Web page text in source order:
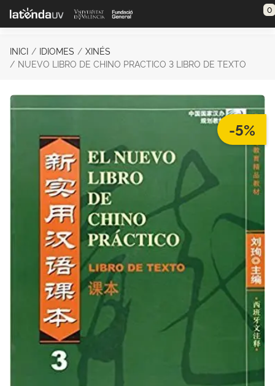
Saltar al contenido principal 0
INICI IDIOMES
XINÉS
NUEVO LIBRO DE CHINO PRACTICO 3 LIBRO DE TEXTO
-5%